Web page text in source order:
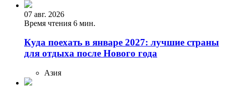
07 авг. 2026
Время чтения 6 мин.
Куда поехать в январе 2027: лучшие страны
для отдыха после Нового года
Азия